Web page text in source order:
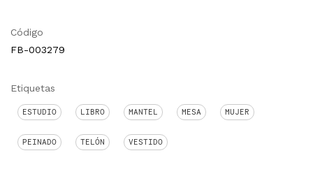
Código
FB-003279
Etiquetas
ESTUDIO LIBRO MANTEL MESA MUJER
PEINADO TELÓN VESTIDO